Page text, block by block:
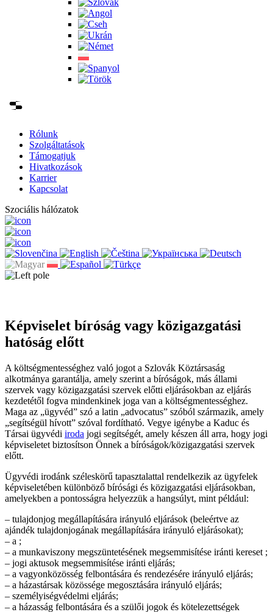
Rólunk
Szolgáltatások
Támogatjuk
Hivatkozások
Karrier
Kapcsolat
Szociális hálózatok
Képviselet bíróság vagy közigazgatási
hatóság előtt
A költségmentességhez való jogot a Szlovák Köztársaság
alkotmánya garantálja, amely szerint a bíróságok, más állami
szervek vagy közigazgatási szervek előtti eljárásokban az eljárás
kezdetétől fogva mindenkinek joga van a költségmentességhez.
Maga az „ügyvéd” szó a latin „advocatus” szóból származik, amely
„segítségül hívott” szóval fordítható. Vegye igénybe a Kaduc és
Társai ügyvédi iroda jogi segítségét, amely készen áll arra, hogy jogi
képviseletet biztosítson Önnek a bíróságok/közigazgatási szervek
előtt.
Ügyvédi irodánk széleskörű tapasztalattal rendelkezik az ügyfelek
képviseletében különböző bírósági és közigazgatási eljárásokban,
amelyekben a pontosságra helyezzük a hangsúlyt, mint például:
– tulajdonjog megállapítására irányuló eljárások (beleértve az
ajándék tulajdonjogának megállapítására irányuló eljárásokat);
– a ;
– a munkaviszony megszüntetésének megsemmisítése iránti kereset ;
– jogi aktusok megsemmisítése iránti eljárás;
– a vagyonközösség felbontására és rendezésére irányuló eljárás;
– a házastársak közössége megosztására irányuló eljárás;
– személyiségvédelmi eljárás;
– a házasság felbontására és a szülői jogok és kötelezettségek